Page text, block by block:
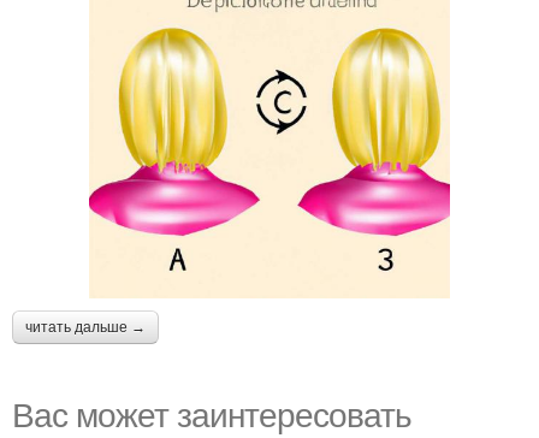
читать дальше →
Вас может заинтересовать